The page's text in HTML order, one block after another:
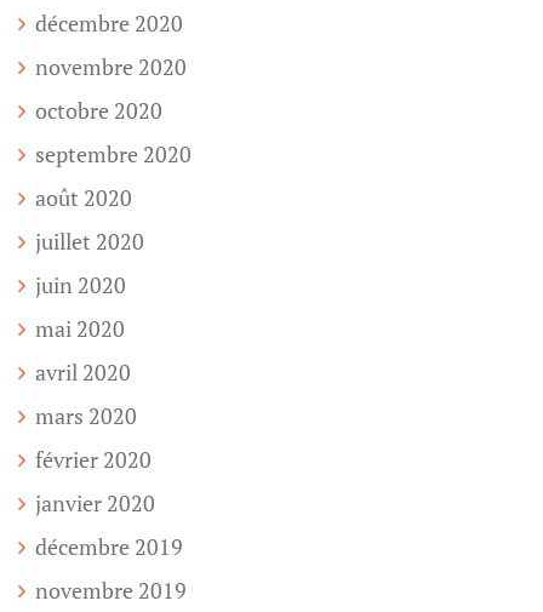
décembre 2020
novembre 2020
octobre 2020
septembre 2020
août 2020
juillet 2020
juin 2020
mai 2020
avril 2020
mars 2020
février 2020
janvier 2020
décembre 2019
novembre 2019